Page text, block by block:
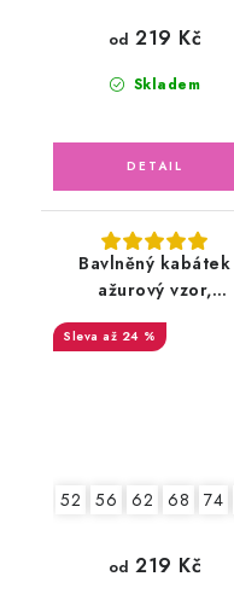
Skladem
od 219 Kč
Bavlněný kabátek
ažurový vzor,
smetanový
až 24 %
52 56 62 68 74
od 219 Kč